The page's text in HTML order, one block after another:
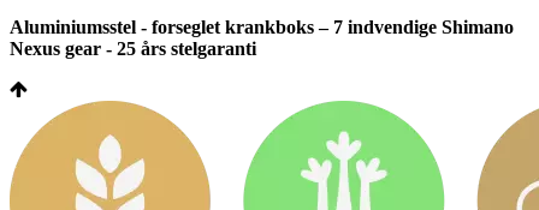
Aluminiumsstel - forseglet krankboks – 7 indvendige Shimano
Nexus gear - 25 års stelgaranti